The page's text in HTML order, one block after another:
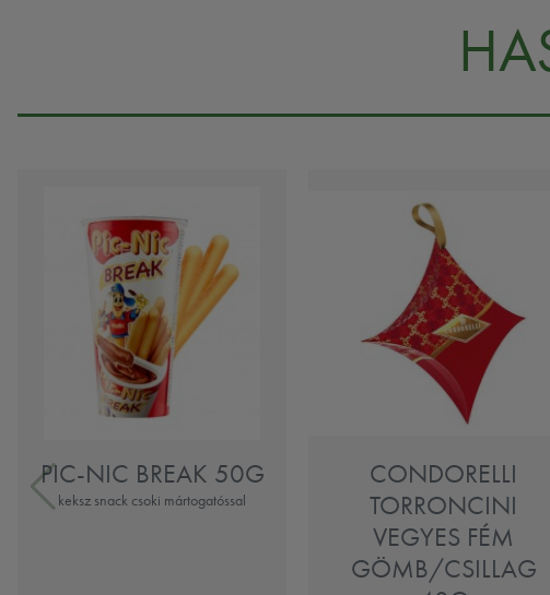
PIC-NIC BREAK 50G
keksz snack csoki mártogatóssal
CONDORELLI
TORRONCINI
VEGYES FÉM
GÖMB/CSILLAG